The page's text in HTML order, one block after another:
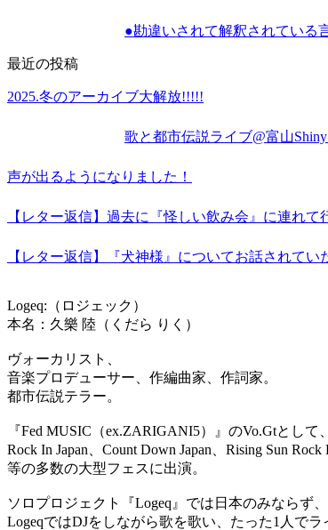
●勘違いされて解釈されている
最近の投稿
2025.冬のアーカイブ大解放!!!!!
歌と都市伝説ライブ@富山
声が出るようになりました！
【レター返信】過去に『怪しい飲み会』に連れて
【レター返信】『犬神様』についてお話されてい
Logeq:（ロジェック）
本名：久樂 陸（くだら りく）
ヴォーカリスト、
音楽プロデューサー、作編曲家、作詞家。
都市伝説テラー。
『Fed MUSIC（ex.ZARIGANI5）』のVo.Gtとして、
Rock In Japan、Count Down Japan、Rising Sun Rock
等の多数の大型フェスに出演。
ソロプロジェクト『Logeq』では日本のみならず
LogeqではDJをしながら歌を歌い、たった1人で